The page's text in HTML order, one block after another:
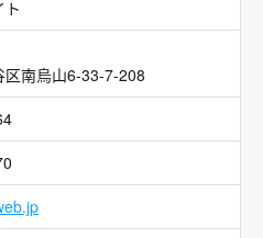
区南烏山6-33-7-208